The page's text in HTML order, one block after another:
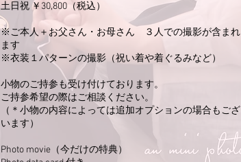
土日祝 ￥30,800（税込）
※ご本人＋お父さん・お母さん ３人での撮影が含まれ
ます
※衣装１パターンの撮影（祝い着や着ぐるみなど）
小物のご持参も受け付けております。
ご持参希望の際はご相談ください。
（＊小物の内容によっては追加オプションの場合もござ
います）
Photo movie（今だけの特典）